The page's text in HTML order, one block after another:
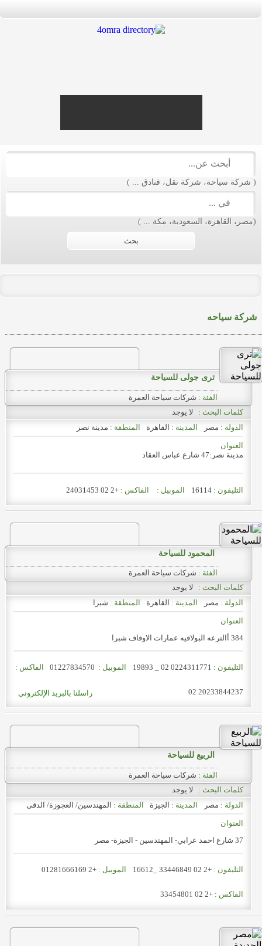
live
( شركة سياحة، شركة نقل، فنادق ... )
(مصر، القاهرة، السعودية، مكة ... )
شركة سياحه
ترى جولى للسياحة
الفئة : شركات سياحة العمرة
كلمات البحث :
لا يوجد
الدولة : مصر المدينة : القاهرة المنطقة : مدينة نصر
العنوان
مدينة نصر:47 شارع عباس العقاد
التليفون : 16114 الموبيل : الفاكس : +2 02 24031453
المحمود للسياحة
الفئة : شركات سياحة العمرة
كلمات البحث :
لا يوجد
الدولة : مصر المدينة : القاهرة المنطقة : شبرا
العنوان
384 أالترعه البولاقيه عمارات الاوقاف شبرا
التليفون : 020224311771 _
19893 الموبيل : الفاكس :
0220233844237 راسلنا بالبريد الإلكتروني
الربيع للسياحة
الفئة : شركات سياحة العمرة
كلمات البحث :
لا يوجد
الدولة : مصر المدينة : الجيزة المنطقة : المهندسين/ العجوزة/ الدقى
العنوان
37 شارع احمد عرابي- المهندسين - الجيزة- مصر
التليفون : +2 02 33446849 _16612 الموبيل : +2 01281666169
الفاكس : +2 02 33454801